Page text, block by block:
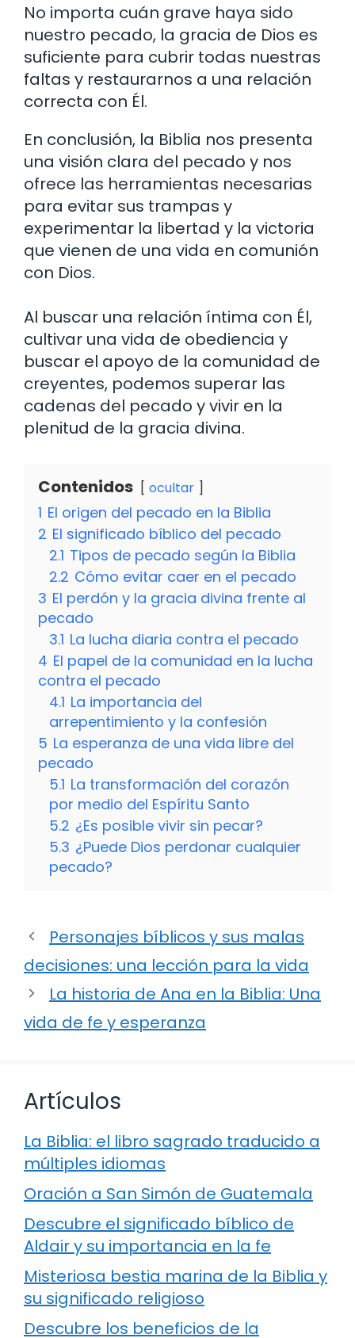
No importa cuán grave haya sido
nuestro pecado, la gracia de Dios es
suficiente para cubrir todas nuestras
faltas y restaurarnos a una relación
correcta con Él.
En conclusión, la Biblia nos presenta
una visión clara del pecado y nos
ofrece las herramientas necesarias
para evitar sus trampas y
experimentar la libertad y la victoria
que vienen de una vida en comunión
con Dios.
Al buscar una relación íntima con Él,
cultivar una vida de obediencia y
buscar el apoyo de la comunidad de
creyentes, podemos superar las
cadenas del pecado y vivir en la
plenitud de la gracia divina.
Contenidos ocultar
1 El origen del pecado en la Biblia
2 El significado bíblico del pecado
2.1 Tipos de pecado según la Biblia
2.2 Cómo evitar caer en el pecado
3 El perdón y la gracia divina frente al
pecado
3.1 La lucha diaria contra el pecado
4 El papel de la comunidad en la lucha
contra el pecado
4.1 La importancia del
arrepentimiento y la confesión
5 La esperanza de una vida libre del
pecado
5.1 La transformación del corazón
por medio del Espíritu Santo
5.2 ¿Es posible vivir sin pecar?
5.3 ¿Puede Dios perdonar cualquier
pecado?
Personajes bíblicos y sus malas
decisiones: una lección para la vida
La historia de Ana en la Biblia: Una
vida de fe y esperanza
Artículos
La Biblia: el libro sagrado traducido a
múltiples idiomas
Oración a San Simón de Guatemala
Descubre el significado bíblico de
Aldair y su importancia en la fe
Misteriosa bestia marina de la Biblia y
su significado religioso
Descubre los beneficios de la